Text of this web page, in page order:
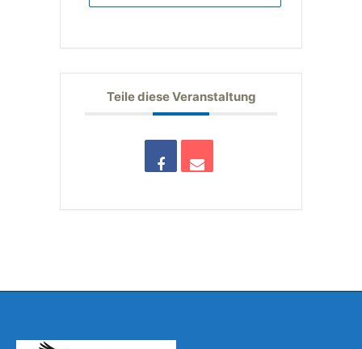
Teile diese Veranstaltung